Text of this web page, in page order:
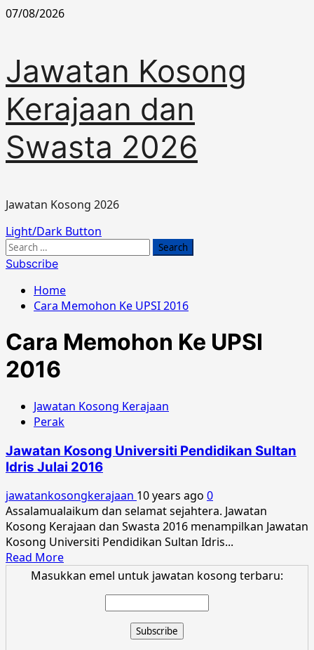
Skip
07/08/2026
Jawatan Kosong
Kerajaan dan
Swasta 2026
Jawatan Kosong 2026
Primary
Menu
Light/Dark Button
Search
for:
Subscribe
Home
Cara Memohon Ke UPSI 2016
Cara Memohon Ke UPSI
2016
Jawatan Kosong Kerajaan
Perak
Jawatan Kosong Universiti Pendidikan Sultan
Idris Julai 2016
jawatankosongkerajaan 10 years ago 0
Assalamualaikum dan selamat sejahtera. Jawatan
Kosong Kerajaan dan Swasta 2016 menampilkan Jawatan
Kosong Universiti Pendidikan Sultan Idris...
Read MoreRead
more
Masukkan emel untuk jawatan kosong terbaru: